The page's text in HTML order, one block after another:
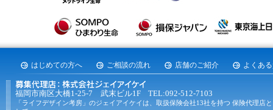
はじめての方へ ご相談の流れ 店舗のご紹介 よくあ
福岡市南区大橋1-25-7 武末ビル1F TEL:092-512-7103
「ライフデザイン考房」のジェイアイケイは、取扱保険会社13社を持つ 保険代理店と